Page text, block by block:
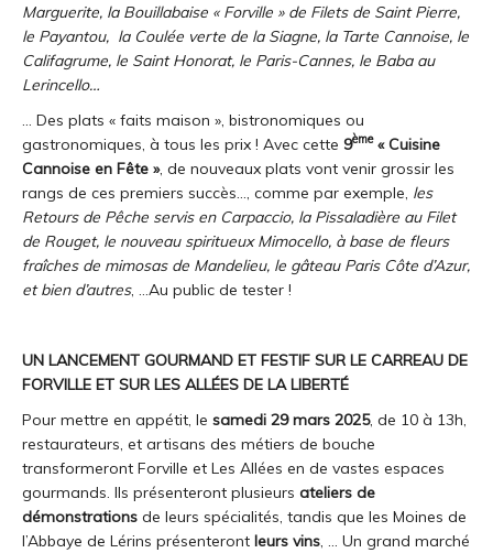
Marguerite, la Bouillabaise « Forville » de Filets de Saint Pierre,
le Payantou, la Coulée verte de la Siagne, la Tarte Cannoise, le
Califagrume, le Saint Honorat, le Paris-Cannes, le Baba au
Lerincello…
… Des plats « faits maison », bistronomiques ou
gastronomiques, à tous les prix ! Avec cette 9ème« Cuisine
Cannoise en Fête », de nouveaux plats vont venir grossir les
rangs de ces premiers succès…, comme par exemple, les
Retours de Pêche servis en Carpaccio, la Pissaladière au Filet
de Rouget, le nouveau spiritueux Mimocello, à base de fleurs
fraîches de mimosas de Mandelieu, le gâteau Paris Côte d’Azur,
et bien d’autres, …Au public de tester !
UN LANCEMENT GOURMAND ET FESTIF SUR LE CARREAU DE
FORVILLE ET SUR LES ALLÉES DE LA LIBERTÉ
Pour mettre en appétit, le samedi 29 mars 2025, de 10 à 13h,
restaurateurs, et artisans des métiers de bouche
transformeront Forville et Les Allées en de vastes espaces
gourmands. Ils présenteront plusieurs ateliers de
démonstrations de leurs spécialités, tandis que les Moines de
l’Abbaye de Lérins présenteront leurs vins, … Un grand marché